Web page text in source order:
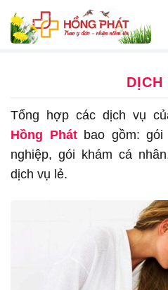
Skip
DỊCH
Tổng hợp các dịch vụ
Hồng Phátbao gồm: gói
nghiệp, gói khám cá
dịch vụ lẻ.